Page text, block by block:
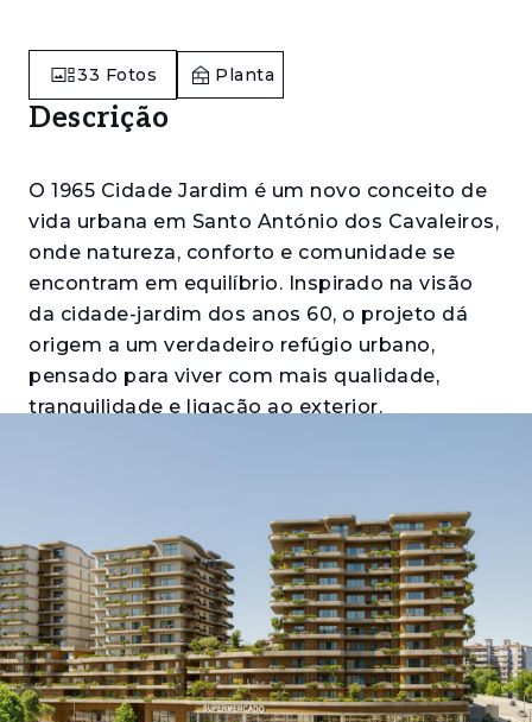
33 Fotos Planta
Descrição
O 1965 Cidade Jardim é um novo conceito de
vida urbana em Santo António dos Cavaleiros,
onde natureza, conforto e comunidade se
encontram em equilíbrio. Inspirado na visão
da cidade-jardim dos anos 60, o projeto dá
origem a um verdadeiro refúgio urbano,
pensado para viver com mais qualidade,
tranquilidade e ligação ao exterior.
serviços, criando um ambiente dinâmico e
sustentável onde o dia a dia flui com
naturalidade — entre o verde, a luz e a
conveniência de ter tudo por perto. Composto
por apartamentos de tipologias T1 a T4, o
projeto adapta-se a diferentes estilos de vida,
desde soluções mais compactas a espaços